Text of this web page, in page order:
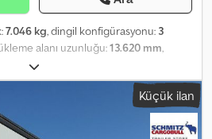
7.046 kg, dingil konfigürasyonu: 3
alanı uzunluğu:13.620 mm
mm, yükleme alanı yüksekliği:
97 m³, süspansiyon:hava, lastik boyutu:
, Üretim yılı:2018,
kg, DIN EN 12642 (kod XL)
G Y): 13.620 mm x 2.480 mm x 2.900 mm.
Küçük ilan